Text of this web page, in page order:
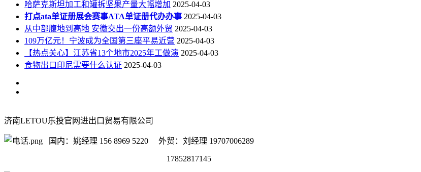
哈萨克斯坦加工和罐拆坚果产量大幅增加 2025-04-03
打点ata单证册展会赛事ATA单证册代办办事 2025-04-03
从中部腹地到高地 安徽交出一份高额外贸 2025-04-03
109万亿元！宁波成为全国第三座平易近营 2025-04-03
【热点关心】江苏省13个地市2025年工做演 2025-04-03
食物出口印尼需要什么认证 2025-04-03
济南LETOU乐投官网进出口贸易有限公司
国内：姚经理 156 8969 5220 外贸：刘经理 19707006289
17852817145